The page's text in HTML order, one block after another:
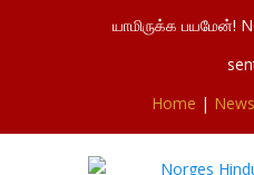
யாமிருக்க பயமேன்!
Home | News